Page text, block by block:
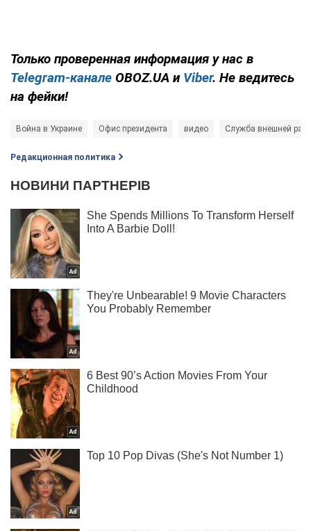
Только проверенная информация у нас в
Telegram-канале OBOZ.UA и Viber. Не ведитесь
на фейки!
Война в Украине Офис президента видео Служба внешней
Редакционная политика